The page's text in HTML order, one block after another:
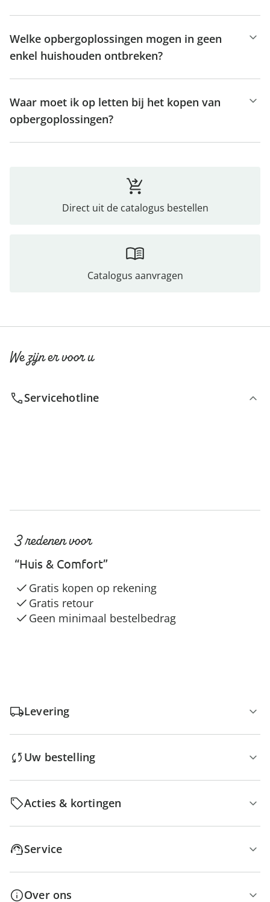
Welke opbergoplossingen mogen in geen
enkel huishouden ontbreken?
Waar moet ik op letten bij het kopen van
opbergoplossingen?
Direct uit de catalogus bestellen
Catalogus aanvragen
We zijn er voor u
Servicehotline
3 redenen voor
“Huis & Comfort”
Gratis kopen op rekening
Gratis retour
Geen minimaal bestelbedrag
Levering
Uw bestelling
Acties & kortingen
Service
Over ons